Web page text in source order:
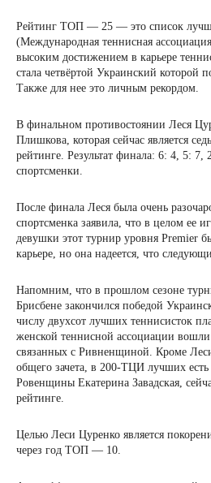
Рейтинг ТОП — 25 — это список
(Международная теннисная
высоким достижением в карьере
стала четвёртой Украинский которой
Также для нее это личным рекордом.
В финальном противостоянии Леся
Плишкова, которая сейчас является
рейтинге. Результат финала: 6: 4, 5: 7,
спортсменки.
После финала Леся была очень
спортсменка заявила, что в целом ее
девушки этот турнир уровня Premier
карьере, но она надеется, что
Напомним, что в прошлом сезоне
Брисбене закончился победой
числу двухсот лучших теннисисток
женской теннисной ассоциации вошли
связанных с Ривненщиной. Кроме
общего зачета, в 200-ТЦИ лучших
Ровенщины Екатерина Завадская,
рейтинге.
Целью Леси Цуренко является
через год ТОП — 10.